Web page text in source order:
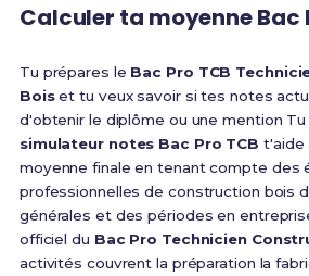
Calculer ta moyenne Bac
Tu prépares le Bac Pro TCB
Boiset tu veux savoir si tes notes
d'obtenir le diplôme ou une mention
simulateur notes Bac Pro TCB t'aide
moyenne finale en tenant compte des
professionnelles de construction bois
générales et des périodes en
officiel du Bac Pro Technicien
activités couvrent la préparation la